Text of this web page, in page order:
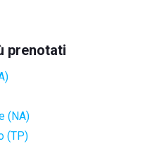
prenotati
(NA)
(TP)